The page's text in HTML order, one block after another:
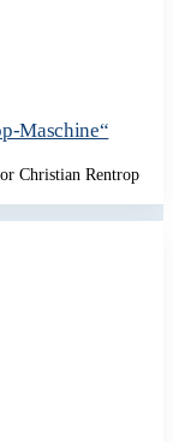
Maschine“
Christian Rentrop